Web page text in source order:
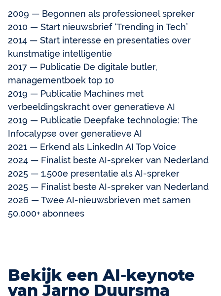
2009 — Begonnen als professioneel spreker
2010 — Start nieuwsbrief ‘Trending in Tech’
2014 — Start interesse en presentaties over
kunstmatige intelligentie
2017 — Publicatie De digitale butler,
managementboek top 10
2019 — Publicatie Machines met
verbeeldingskracht over generatieve AI
2019 — Publicatie Deepfake technologie: The
Infocalypse over generatieve AI
2021 — Erkend als LinkedIn AI Top Voice
2024 — Finalist beste AI-spreker van Nederland
2025 — 1.500e presentatie als AI-spreker
2025 — Finalist beste AI-spreker van Nederland
2026 — Twee AI-nieuwsbrieven met samen
50.000+ abonnees
Bekijk een AI-keynote
van Jarno Duursma